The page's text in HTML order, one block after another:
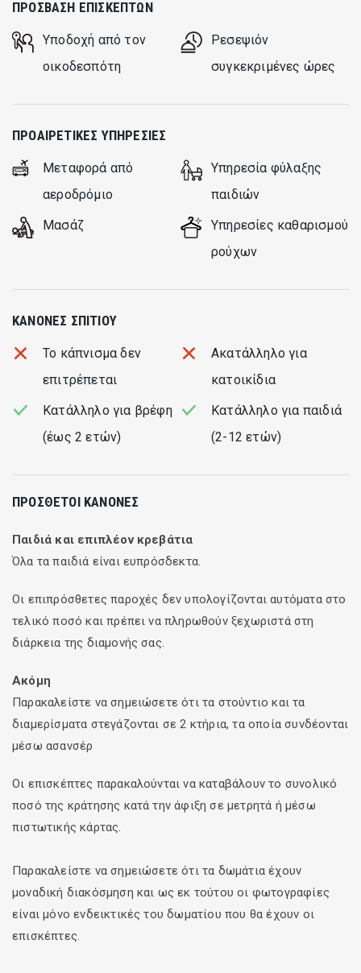
ΠΡΌΣΒΑΣΗ ΕΠΙΣΚΕΠΤΏΝ
Υποδοχή από τον
οικοδεσπότη
Ρεσεψιόν
συγκεκριμένες ώρες
ΠΡΟΑΙΡΕΤΙΚΈΣ ΥΠΗΡΕΣΊΕΣ
Μεταφορά από
αεροδρόμιο
Υπηρεσία φύλαξης
παιδιών
Μασάζ
Υπηρεσίες καθαρισμού
ρούχων
ΚΑΝΌΝΕΣ ΣΠΙΤΙΟΎ
Το κάπνισμα δεν
επιτρέπεται
Ακατάλληλο για
κατοικίδια
Κατάλληλο για βρέφη
(έως 2 ετών)
Κατάλληλο για παιδιά
(2-12 ετών)
ΠΡΌΣΘΕΤΟΙ ΚΑΝΌΝΕΣ
Παιδιά και επιπλέον κρεβάτια
Όλα τα παιδιά είναι ευπρόσδεκτα.
Οι επιπρόσθετες παροχές δεν υπολογίζονται αυτόματα στο
τελικό ποσό και πρέπει να πληρωθούν ξεχωριστά στη
διάρκεια της διαμονής σας.
Ακόμη
Παρακαλείστε να σημειώσετε ότι τα στούντιο και τα
διαμερίσματα στεγάζονται σε 2 κτήρια, τα οποία συνδέονται
μέσω ασανσέρ
Οι επισκέπτες παρακαλούνται να καταβάλουν το συνολικό
ποσό της κράτησης κατά την άφιξη σε μετρητά ή μέσω
πιστωτικής κάρτας.
Παρακαλείστε να σημειώσετε ότι τα δωμάτια έχουν
μοναδική διακόσμηση και ως εκ τούτου οι φωτογραφίες
είναι μόνο ενδεικτικές του δωματίου που θα έχουν οι
επισκέπτες.